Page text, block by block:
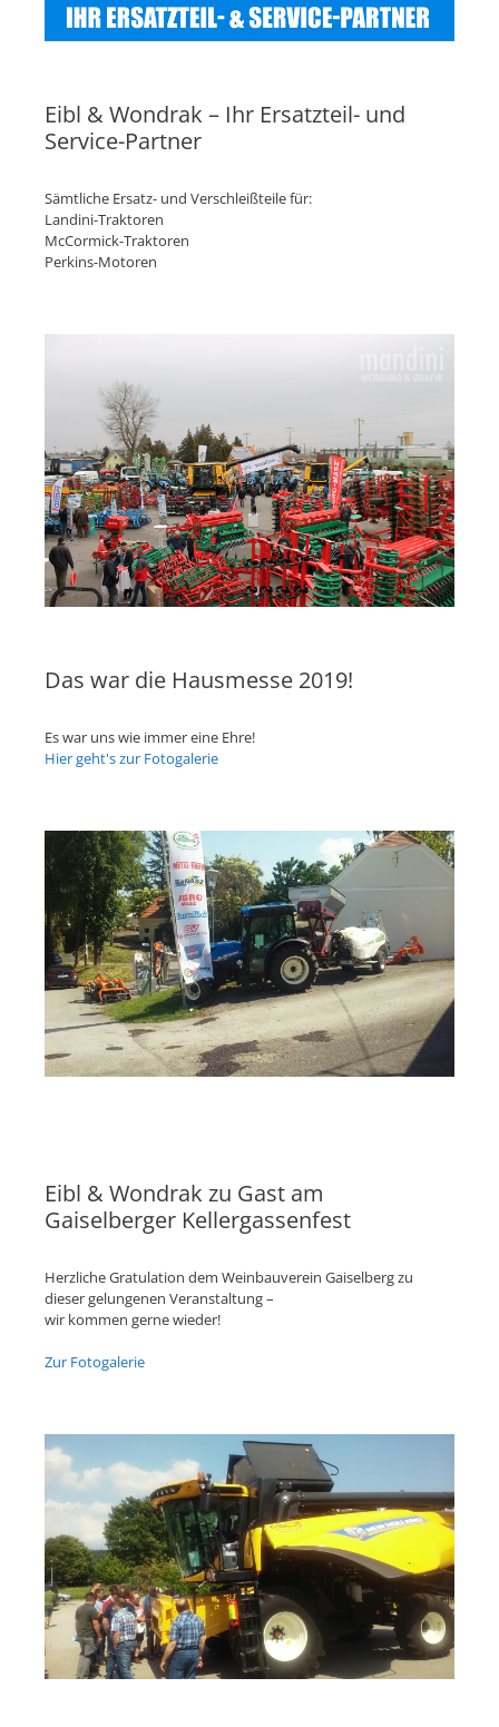
Eibl & Wondrak – Ihr Ersatzteil- und
Service-Partner
Sämtliche Ersatz- und Verschleißteile für:
Landini-Traktoren
McCormick-Traktoren
Perkins-Motoren
Das war die Hausmesse 2019!
Es war uns wie immer eine Ehre!
Hier geht's zur Fotogalerie
Eibl & Wondrak zu Gast am
Gaiselberger Kellergassenfest
Herzliche Gratulation dem Weinbauverein Gaiselberg zu
dieser gelungenen Veranstaltung –
wir kommen gerne wieder!
Zur Fotogalerie